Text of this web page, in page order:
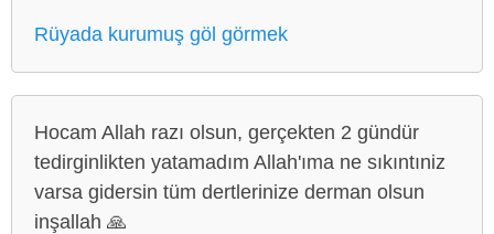
Rüyada kurumuş göl görmek
Hocam Allah razı olsun, gerçekten 2 gündür
tedirginlikten yatamadım Allah'ıma ne sıkıntıniz
varsa gidersin tüm dertlerinize derman olsun
inşallah 🙏